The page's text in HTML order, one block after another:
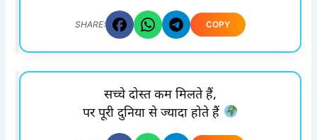
SHARE: COPY
सच्चे दोस्त कम मिलते हैं,
पर पूरी दुनिया से ज्यादा होते हैं